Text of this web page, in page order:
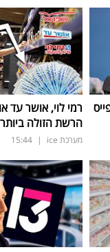
רמי לוי, אושר עד או
הרשת הזולה
מערכת ice |
15:44